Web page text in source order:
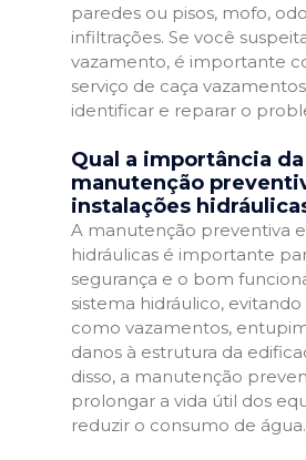
paredes ou pisos, mofo,
infiltrações. Se você
vazamento, é importante
serviço de caça
identificar e reparar o
Qual a importância da
manutenção
instalações
A manutenção preventiva
hidráulicas é importante
segurança e o bom
sistema hidráulico,
como vazamentos,
danos à estrutura da
disso, a manutenção
prolongar a vida útil dos
reduzir o consumo de água.